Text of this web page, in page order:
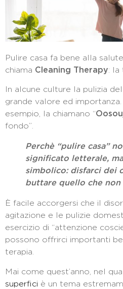
Pulire casa fa bene alla
chiama Cleaning Therapy: la
In alcune culture la pulizia
grande valore ed
esempio, la chiamano “
fondo”.
Perchè “pulire casa”
significato letterale,
simbolico: disfarci dei
buttare quello che non
È facile accorgersi che il
agitazione e le pulizie
esercizio di “attenzione
possono offrirci importanti
terapia.
Mai come quest’anno, nel
superfici è un tema